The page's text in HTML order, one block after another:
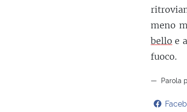
meno
bello e
fuoco.
Parola